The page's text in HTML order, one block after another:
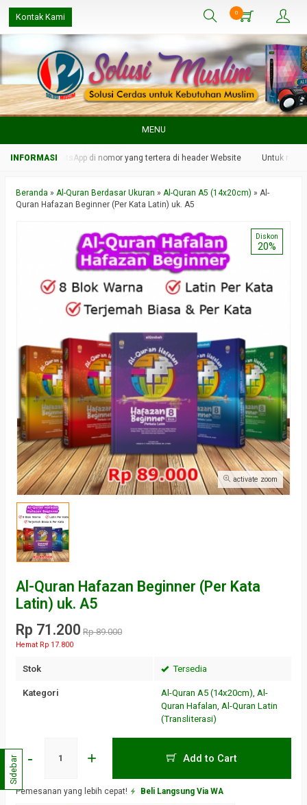
Kontak Kami 0
MENU
melalui WhatsApp di nomor yang tertera di header Website Untuk
Beranda » Al-Quran Berdasar Ukuran » Al-Quran A5 (14x20cm) » Al-
Quran Hafazan Beginner (Per Kata Latin) uk. A5
activate zoom
Diskon
20%
Al-Quran Hafazan Beginner (Per Kata
Latin) uk. A5
Rp 71.200 Rp 89.000
Hemat Rp 17.800
Stok Tersedia
Kategori Al-Quran A5 (14x20cm), Al-
Quran Hafalan, Al-Quran Latin
(Transliterasi)
- + Add to Cart
Pemesanan yang lebih cepat! Beli Langsung Via WA
Sidebar